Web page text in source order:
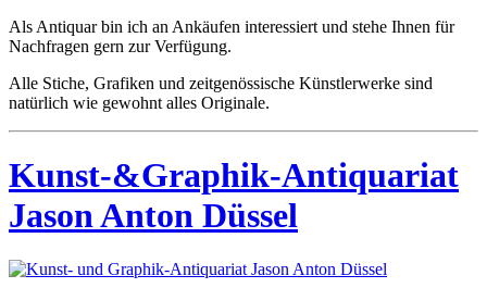
Als Antiquar bin ich an Ankäufen interessiert und stehe Ihnen für
Nachfragen gern zur Verfügung.
Alle Stiche, Grafiken und zeitgenössische Künstlerwerke sind
natürlich wie gewohnt alles Originale.
Kunst-&Graphik-Antiquariat
Jason Anton Düssel